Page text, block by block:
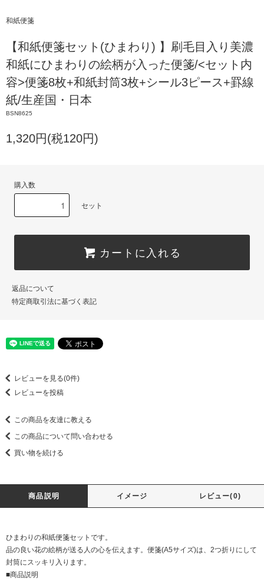
和紙便箋
【和紙便箋セット(ひまわり) 】刷毛目入り美濃
和紙にひまわりの絵柄が入った便箋/<セット内
容>便箋8枚+和紙封筒3枚+シール3ピース+罫線
紙/生産国・日本
BSN8625
1,320円(税120円)
購入数
セット
カートに入れる
返品について
特定商取引法に基づく表記
レビューを見る(0件)
レビューを投稿
この商品を友達に教える
この商品について問い合わせる
買い物を続ける
商品説明 イメージ レビュー(0)
ひまわりの和紙便箋セットです。
品の良い花の絵柄が送る人の心を伝えます。便箋(A5サイズ)は、2つ折りにして
封筒にスッキリ入ります。
■商品説明